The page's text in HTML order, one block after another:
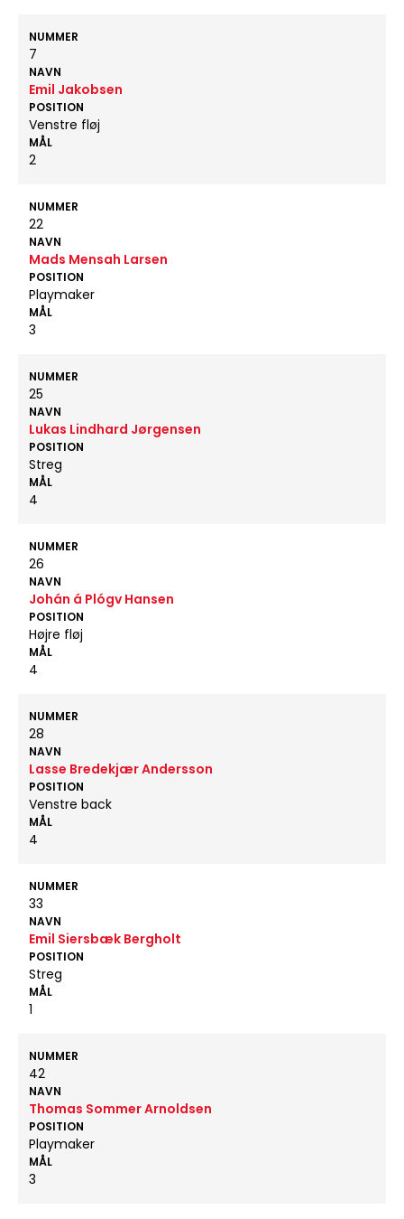
NUMMER
7
NAVN
Emil Jakobsen
POSITION
Venstre fløj
MÅL
2
NUMMER
22
NAVN
Mads Mensah Larsen
POSITION
Playmaker
MÅL
3
NUMMER
25
NAVN
Lukas Lindhard Jørgensen
POSITION
Streg
MÅL
4
NUMMER
26
NAVN
Johán á Plógv Hansen
POSITION
Højre fløj
MÅL
4
NUMMER
28
NAVN
Lasse Bredekjær Andersson
POSITION
Venstre back
MÅL
4
NUMMER
33
NAVN
Emil Siersbæk Bergholt
POSITION
Streg
MÅL
1
NUMMER
42
NAVN
Thomas Sommer Arnoldsen
POSITION
Playmaker
MÅL
3